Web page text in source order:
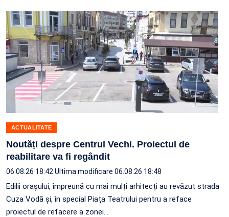
ACTUALITATE
Noutăți despre Centrul Vechi. Proiectul de
reabilitare va fi regândit
06.08.26 18:42 Ultima modificare 06.08.26 18:48
Edilii orașului, împreună cu mai mulți arhitecți au revăzut strada
Cuza Vodă și, în special Piața Teatrului pentru a reface
proiectul de refacere a zonei…